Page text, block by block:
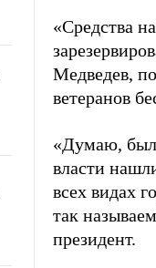
«Средства
Медведев,
ветеранов
«Думаю,
власти
всех видах
так
президент.